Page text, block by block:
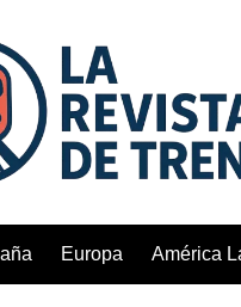
Europa América